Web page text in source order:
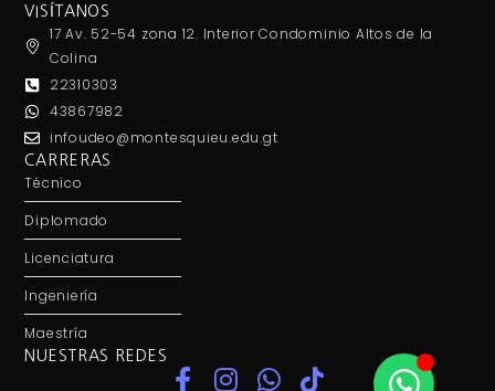
VISÍTANOS
17 Av. 52-54 zona 12. Interior Condominio Altos de la
Colina
22310303
43867982
infoudeo@montesquieu.edu.gt
CARRERAS
Técnico
Diplomado
Licenciatura
Ingeniería
Maestría
NUESTRAS REDES